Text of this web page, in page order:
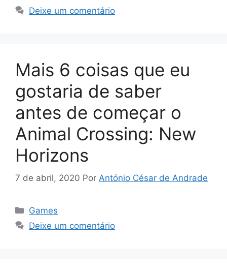
Deixe um comentário
Mais 6 coisas que eu
gostaria de saber
antes de começar o
Animal Crossing: New
Horizons
7 de abril, 2020 Por António César de Andrade
Categorias
Games
Deixe um comentário